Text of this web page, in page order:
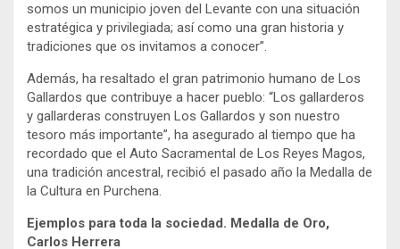
somos un municipio joven del Levante con una situación
estratégica y privilegiada; así como una gran historia y
tradiciones que os invitamos a conocer”.
Además, ha resaltado el gran patrimonio humano de Los
Gallardos que contribuye a hacer pueblo: “Los gallarderos
y gallarderas construyen Los Gallardos y son nuestro
tesoro más importante”, ha asegurado al tiempo que ha
recordado que el Auto Sacramental de Los Reyes Magos,
una tradición ancestral, recibió el pasado año la Medalla de
la Cultura en Purchena.
Ejemplos para toda la sociedad. Medalla de Oro,
Carlos Herrera